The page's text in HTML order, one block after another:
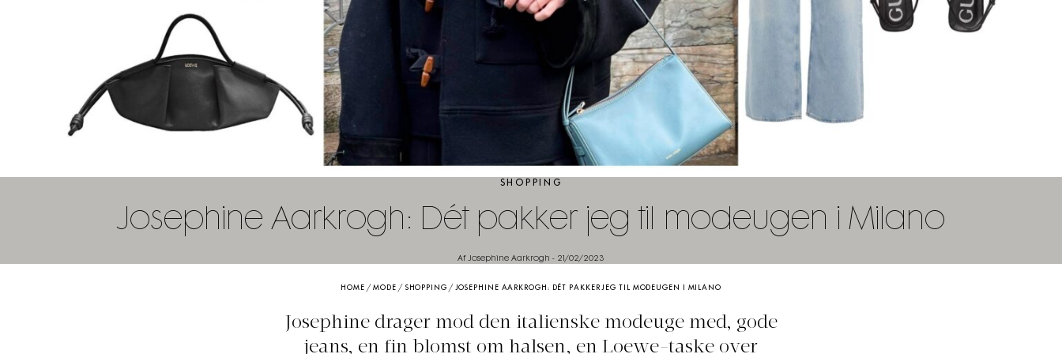
SHOPPING
Josephine Aarkrogh: Dét pakker jeg til modeugen i Milano
Af Josephine Aarkrogh - 21/02/2023
HOME /MODE / SHOPPING /JOSEPHINE AARKROGH: DÉT PAKKER JEG TIL MODEUGEN I MILANO
Josephine drager mod den italienske modeuge med, gode
jeans, en fin blomst om halsen, en Loewe-taske over